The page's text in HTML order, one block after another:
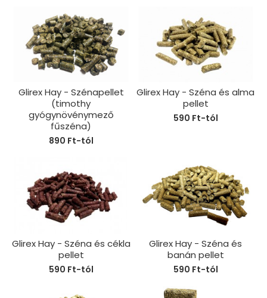
Glirex Hay - Szénapellet
(timothy
gyógynövénymező
fűszéna)
890 Ft-tól
Glirex Hay - Széna és alma
pellet
590 Ft-tól
Glirex Hay - Széna és cékla
pellet
590 Ft-tól
Glirex Hay - Széna és
banán pellet
590 Ft-tól